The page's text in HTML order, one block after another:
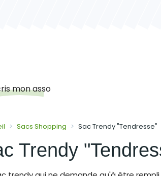
mon asso
Sacs Shopping Sac Trendy "Tendresse"
Trendy